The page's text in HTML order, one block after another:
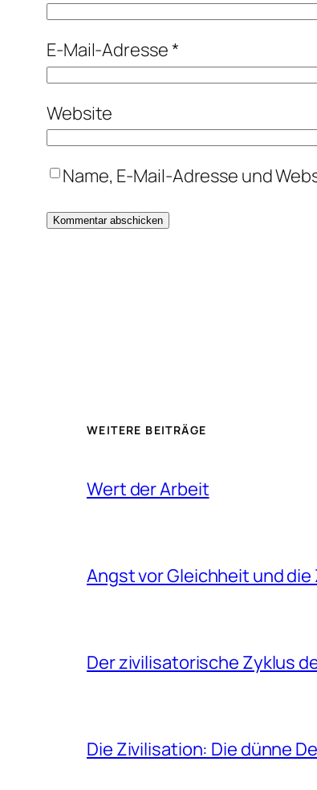
E-Mail-Adresse*
Website
Name, E-Mail-Adresse und
WEITERE BEITRÄGE
Wert der Arbeit
Angst vor Gleichheit und
Der zivilisatorische Zyklus
Die Zivilisation: Die dünne